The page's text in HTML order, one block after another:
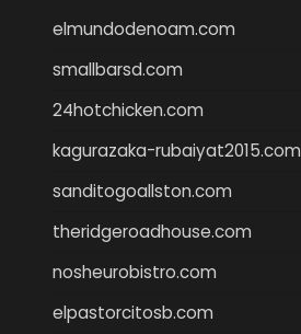
elmundodenoam.com
smallbarsd.com
24hotchicken.com
kagurazaka-rubaiyat2015.com
sanditogoallston.com
theridgeroadhouse.com
nosheurobistro.com
elpastorcitosb.com